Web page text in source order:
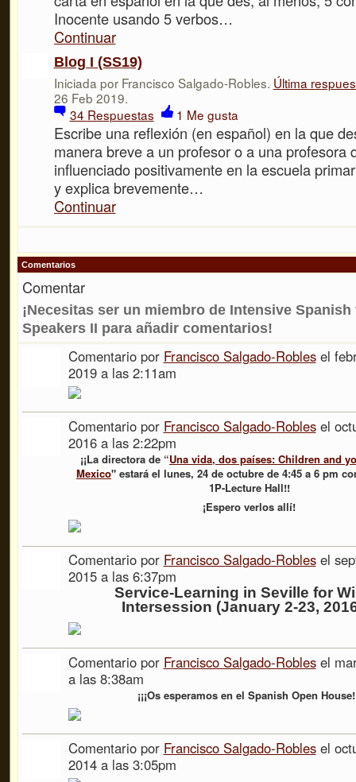
Inocente usando 5 verbos…
Continuar
Blog I (SS19)
Iniciada por Francisco Salgado-Robles. Última
26 Feb 2019.
34 Respuestas 1 Me gusta
Escribe una reflexión (en español) en la que
manera breve a un profesor o a una profesora
influenciado positivamente en la escuela
y explica brevemente…
Continuar
Comentarios
Comentar
¡Necesitas ser un miembro de Intensive
Speakers II para añadir comentarios!
Comentario por Francisco Salgado-Roblesel
2019 a las 2:11am
Comentario por Francisco Salgado-Roblesel
2016 a las 2:22pm
¡¡La directora de “Una vida, dos países: Children and
Mexico​" estará el lunes, 24 de octubre de 4:45 a 6 pm
1P-Lecture Hall!!
¡Espero verlos allí!
Comentario por Francisco Salgado-Roblesel
2015 a las 6:37pm
Service-Learning in Seville for
Intersession (January 2-23,
Comentario por Francisco Salgado-Roblesel
a las 8:38am
¡¡¡Os esperamos en el Spanish Open
Comentario por Francisco Salgado-Roblesel
2014 a las 3:05pm